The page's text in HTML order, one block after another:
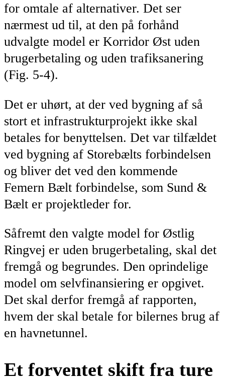
for omtale af alternativer. Det ser
nærmest ud til, at den på forhånd
udvalgte model er Korridor Øst uden
brugerbetaling og uden trafiksanering
(Fig. 5-4).
Det er uhørt, at der ved bygning af så
stort et infrastrukturprojekt ikke skal
betales for benyttelsen. Det var tilfældet
ved bygning af Storebælts forbindelsen
og bliver det ved den kommende
Femern Bælt forbindelse, som Sund &
Bælt er projektleder for.
Såfremt den valgte model for Østlig
Ringvej er uden brugerbetaling, skal det
fremgå og begrundes. Den oprindelige
model om selvfinansiering er opgivet.
Det skal derfor fremgå af rapporten,
hvem der skal betale for bilernes brug af
en havnetunnel.
Et forventet skift fra ture